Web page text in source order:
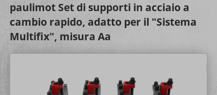
paulimot Set di supporti in acciaio a
cambio rapido, adatto per il "Sistema
Multifix", misura Aa